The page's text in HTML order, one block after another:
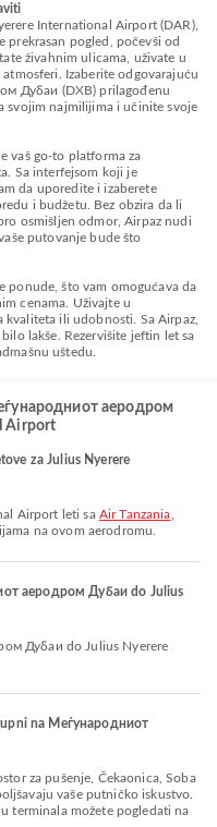
International Airport (DAR),
prekrasan pogled, počevši od
živahnim ulicama, uživate u
Izaberite odgovarajuću
Дубаи (DXB) prilagođenu
svojim najmilijima i učinite svoje
vaš go-to platforma za
Sa interfejsom koji je
da uporedite i izaberete
i budžetu. Bez obzira da li
osmišljen odmor, Airpaz nudi
putovanje bude što
ponude, što vam omogućava da
cenama. Uživajte u
kvaliteta ili udobnosti. Sa Airpaz,
lakše. Rezervišite jeftin let sa
uštedu.
аеродром
Airport
za Julius Nyerere
Airport leti sa Air Tanzania
na ovom aerodromu.
аеродром Дубаи do Julius
na Меѓународниот
vaše putničko iskustvo.
terminala možete pogledati na